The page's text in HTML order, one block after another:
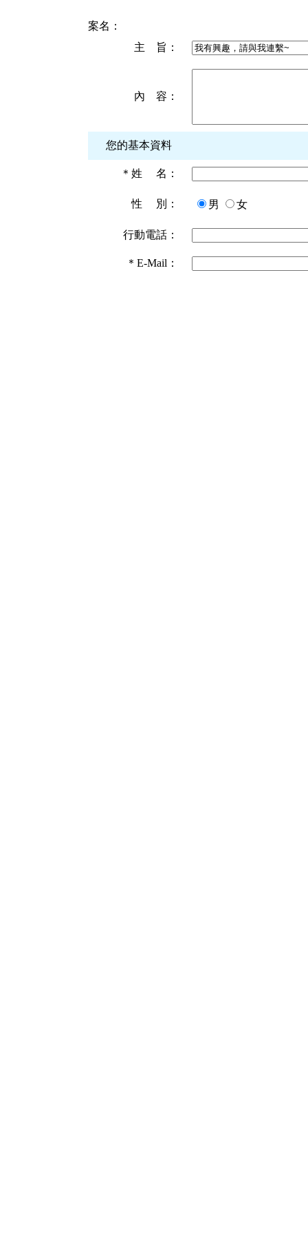
案名：
主 旨：
內 容：
您的基本資料
＊ 姓 名：
性 別： 男 女
行動電話：
＊ E-Mail：